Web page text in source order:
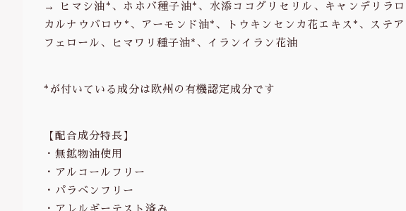
→ ヒマシ油*、ホホバ種子油*、水添ココグリセリル、キャンデリラロ
カルナウバロウ*、アーモンド油*、トウキンセンカ花エキス*、ステ
フェロール、ヒマワリ種子油*、イランイラン花油
*が付いている成分は欧州の有機認定成分です
【配合成分特長】
・無鉱物油使用
・アルコールフリー
・パラベンフリー
・アレルギーテスト済み